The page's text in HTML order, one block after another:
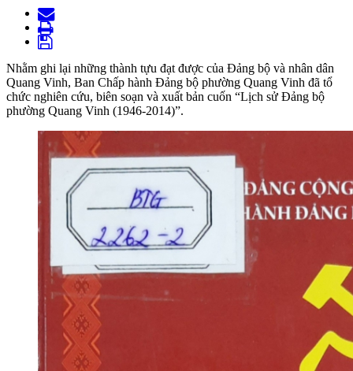
Nhằm ghi lại những thành tựu đạt được của Đảng bộ và nhân dân
Quang Vinh, Ban Chấp hành Đảng bộ phường Quang Vinh đã tổ
chức nghiên cứu, biên soạn và xuất bản cuốn “Lịch sử Đảng bộ
phường Quang Vinh (1946-2014)”.